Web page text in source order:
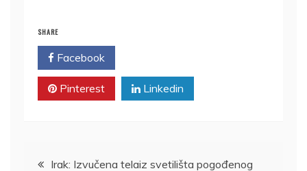
SHARE
Facebook
Pinterest Linkedin
Kretanje
Irak: Izvučena telaiz svetilišta pogođenog